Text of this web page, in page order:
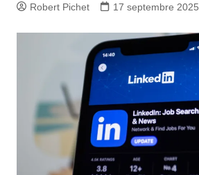
Robert Pichet 17 septembre 2025